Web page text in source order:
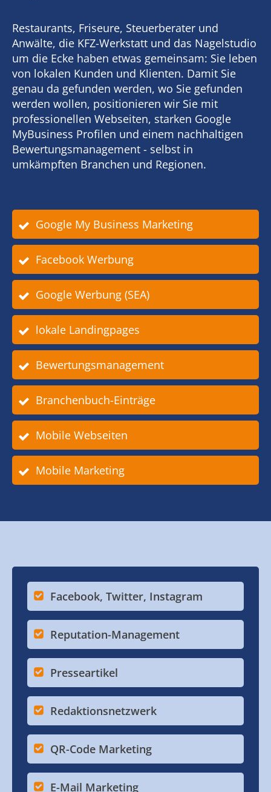
Restaurants, Friseure, Steuerberater und
Anwälte, die KFZ-Werkstatt und das Nagelstudio
um die Ecke haben etwas gemeinsam: Sie leben
von lokalen Kunden und Klienten. Damit Sie
genau da gefunden werden, wo Sie gefunden
werden wollen, positionieren wir Sie mit
professionellen Webseiten, starken Google
MyBusiness Profilen und einem nachhaltigen
Bewertungsmanagement - selbst in
umkämpften Branchen und Regionen.
Google My Business Marketing
Facebook Werbung
Google Werbung (SEA)
lokale Landingpages
Bewertungsmanagement
Branchenbuch-Einträge
Mobile Webseiten
Mobile Marketing
Facebook, Twitter, Instagram
Reputation-Management
Presseartikel
Redaktionsnetzwerk
QR-Code Marketing
E-Mail Marketing